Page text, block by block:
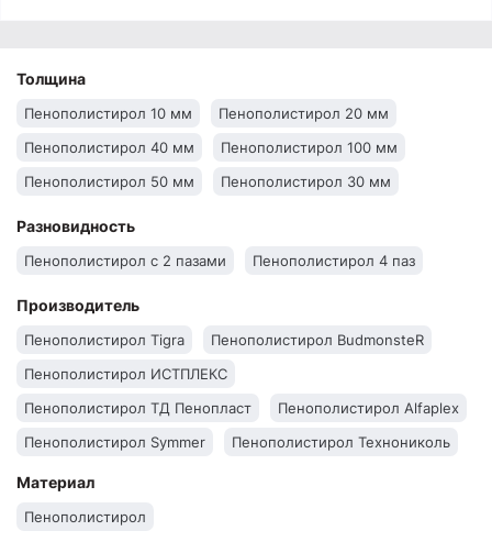
Толщина
Пенополистирол 10 мм
Пенополистирол 20 мм
Пенополистирол 40 мм
Пенополистирол 100 мм
Пенополистирол 50 мм
Пенополистирол 30 мм
Разновидность
Пенополистирол с 2 пазами Пенополистирол 4 паз
Производитель
Пенополистирол Tigra
Пенополистирол BudmonsteR
Пенополистирол ИСТПЛЕКС
Пенополистирол ТД Пенопласт
Пенополистирол Alfaplex
Пенополистирол Symmer
Пенополистирол Технониколь
Пенополистирол Penoboard
Материал
Пенополистирол